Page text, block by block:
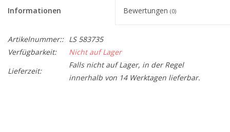
Informationen Bewertungen (0)
Artikelnummer:: LS 583735
Verfügbarkeit:
Nicht auf Lager
Lieferzeit:
Falls nicht auf Lager, in der Regel
innerhalb von 14 Werktagen lieferbar.